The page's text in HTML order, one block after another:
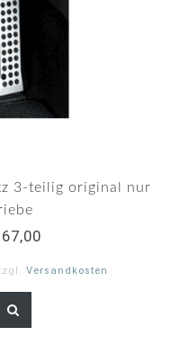
3-teilig original nur
Versandkosten